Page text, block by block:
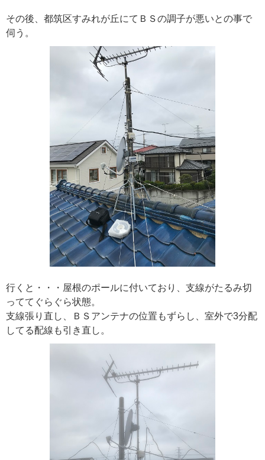
その後、都筑区すみれが丘にてＢＳの調子が悪いとの事で
伺う。
行くと・・・屋根のポールに付いており、支線がたるみ切
っててぐらぐら状態。
支線張り直し、ＢＳアンテナの位置もずらし、室外で3分配
してる配線も引き直し。